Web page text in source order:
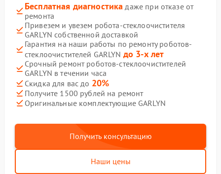
Бесплатная диагностика даже при отказе от
ремонта
Привезем и увезем робота-стеклоочистителя
GARLYN собственной доставкой
Гарантия на наши работы по ремонту роботов-
стеклоочистителей GARLYN до 3-х лет
Срочный ремонт роботов-стеклоочистителей
GARLYN в течении часа
Скидка для вас до 20%
Получите 1500 рублей на ремонт
Оригинальные комплектующие GARLYN
Получить консультацию
Наши цены